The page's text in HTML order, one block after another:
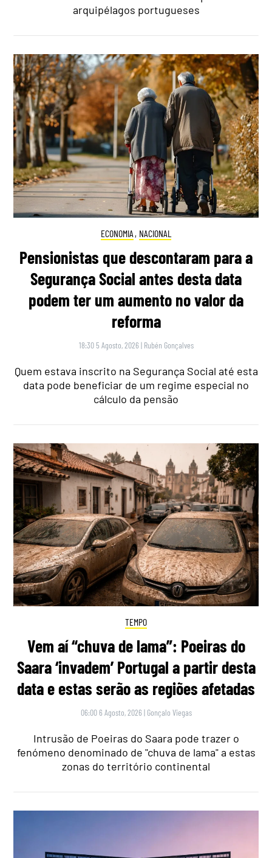
arquipélagos portugueses
ECONOMIA , NACIONAL
Pensionistas que descontaram para a
Segurança Social antes desta data
podem ter um aumento no valor da
reforma
18:30 5 Agosto, 2026 | Rubén Gonçalves
Quem estava inscrito na Segurança Social até esta
data pode beneficiar de um regime especial no
cálculo da pensão
TEMPO
Vem aí “chuva de lama”: Poeiras do
Saara ‘invadem’ Portugal a partir desta
data e estas serão as regiões afetadas
06:00 6 Agosto, 2026 | Gonçalo Viegas
Intrusão de Poeiras do Saara pode trazer o
fenómeno denominado de "chuva de lama" a estas
zonas do território continental